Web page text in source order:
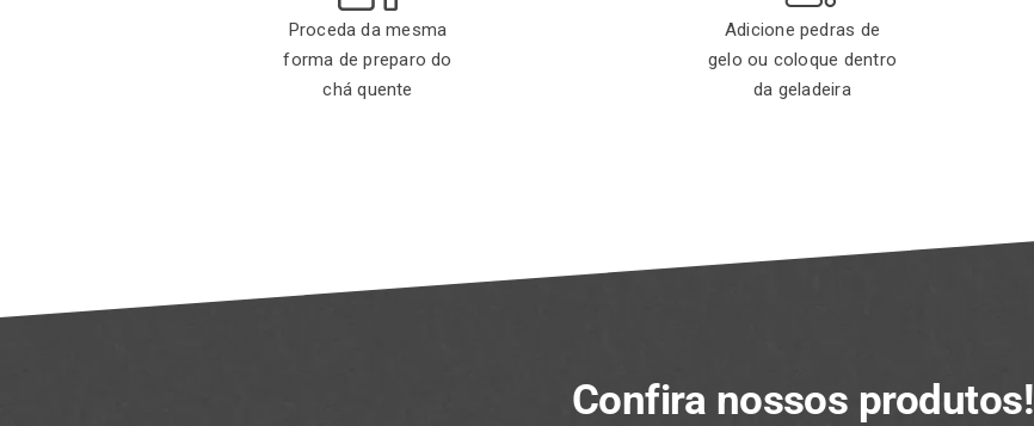
Proceda da mesma
forma de preparo do
chá quente
Adicione pedras de
gelo ou coloque dentro
da geladeira
Confira nossos produtos!